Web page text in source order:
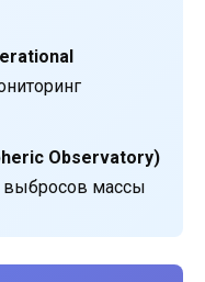
Observatory)
массы